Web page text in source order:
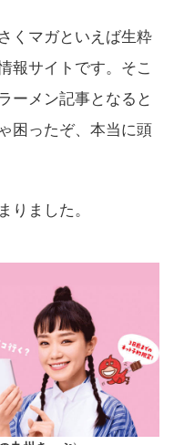
くマガといえば生粋
報サイトです。そこ
ーメン記事となると
困ったぞ、本当に頭
りました。